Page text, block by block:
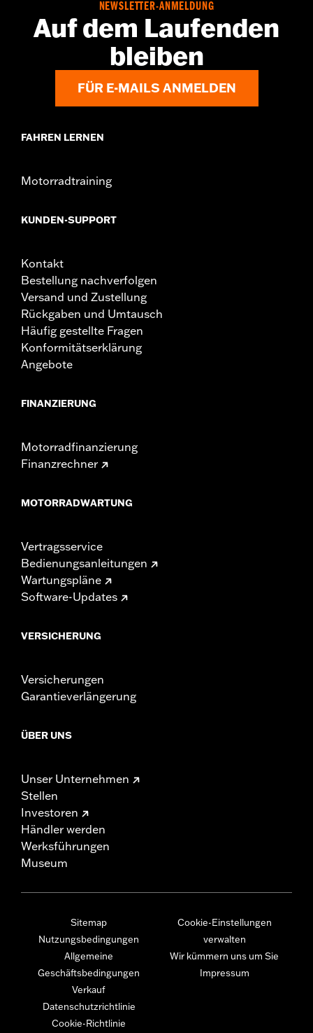
Nur Abdeckung
GARANTIE:1 year limited warranty – Go towww.h-
for full details
H-D® Motorradplanen sind nicht für die Verwendung
beim Transport auf einem Anhänger vorgesehen. Die
Verwendung von H-D® Motorradplanen während des
NEWSLETTER-ANMELDUNG
Auf dem Laufenden
bleiben
FÜR E-MAILS ANMELDEN
FAHREN LERNEN
Motorradtraining
KUNDEN-SUPPORT
Kontakt
Bestellung nachverfolgen
Versand und Zustellung
Rückgaben und Umtausch
Häufig gestellte Fragen
Konformitätserklärung
Angebote
FINANZIERUNG
Motorradfinanzierung
Finanzrechner
MOTORRADWARTUNG
Vertragsservice
Bedienungsanleitungen
Wartungspläne
Software-Updates
VERSICHERUNG
Versicherungen
Garantieverlängerung
ÜBER UNS
Unser Unternehmen
Stellen
Investoren
Händler werden
Werksführungen
Museum
Sitemap
Nutzungsbedingungen
Allgemeine
Geschäftsbedingungen
Verkauf
Datenschutzrichtlinie
Cookie-Richtlinie
Cookie-Einstellungen
verwalten
Wir kümmern uns um Sie
Impressum